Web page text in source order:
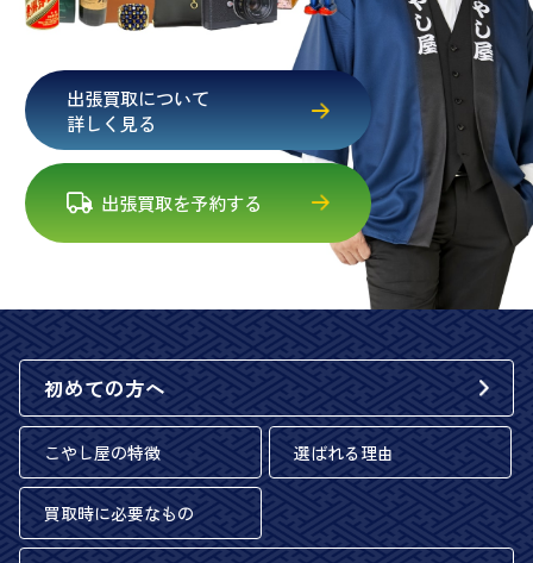
出張買取について
詳しく見る
出張買取を予約する
初めての方へ
こやし屋の特徴 選ばれる理由
買取時に必要なもの